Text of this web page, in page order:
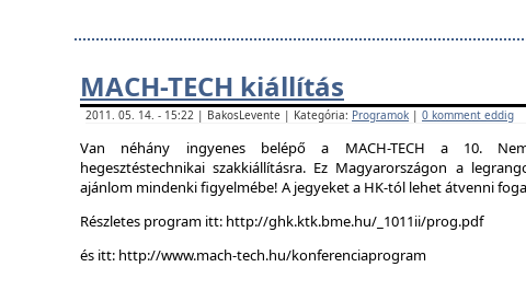
MACH-TECH kiállítás
2011. 05. 14. - 15:22 | BakosLevente | Kategória: Programok | 0 komment eddig
Van néhány ingyenes belépő a MACH-TECH a 10.
hegesztéstechnikai szakkiállításra. Ez Magyarországon a
ajánlom mindenki figyelmébe! A jegyeket a HK-tól lehet átvenni
Részletes program itt: http://ghk.ktk.bme.hu/_1011ii/prog.pdf
és itt: http://www.mach-tech.hu/konferenciaprogram